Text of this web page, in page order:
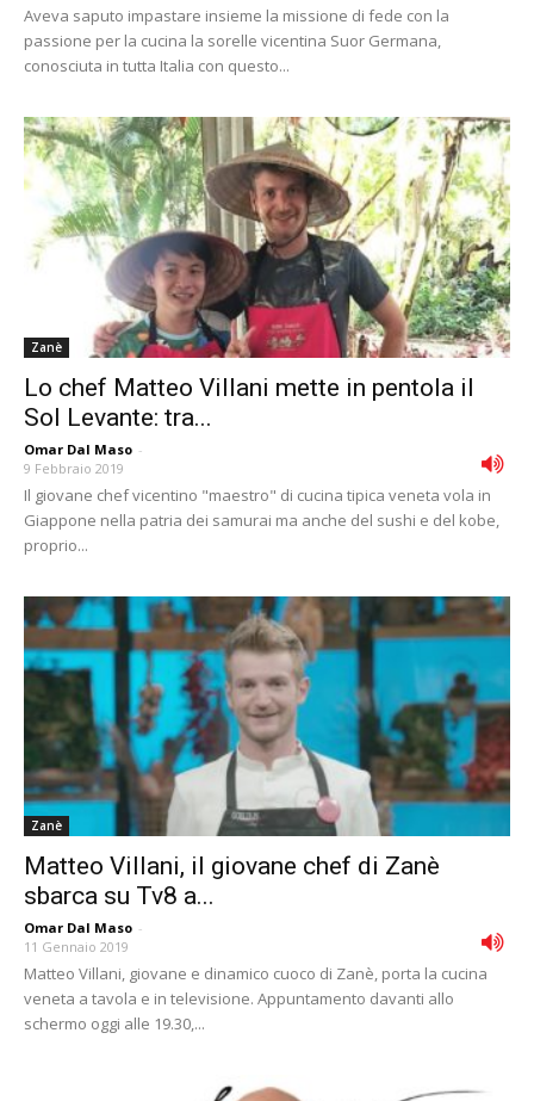
Aveva saputo impastare insieme la missione di fede con la
passione per la cucina la sorelle vicentina Suor Germana,
conosciuta in tutta Italia con questo...
Zanè
Lo chef Matteo Villani mette in pentola il
Sol Levante: tra...
Omar Dal Maso -
9 Febbraio 2019
Il giovane chef vicentino "maestro" di cucina tipica veneta vola in
Giappone nella patria dei samurai ma anche del sushi e del kobe,
proprio...
Zanè
Matteo Villani, il giovane chef di Zanè
sbarca su Tv8 a...
Omar Dal Maso -
11 Gennaio 2019
Matteo Villani, giovane e dinamico cuoco di Zanè, porta la cucina
veneta a tavola e in televisione. Appuntamento davanti allo
schermo oggi alle 19.30,...